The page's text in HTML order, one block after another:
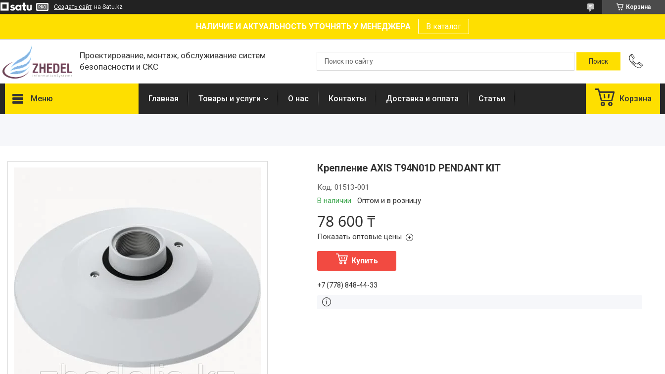
Создать сайт на Satu.kz Корзина
НАЛИЧИЕ И АКТУАЛЬНОСТЬ УТОЧНЯТЬ У МЕНЕДЖЕРА В каталог
Проектирование, монтаж, обслуживание систем
безопасности и СКС
Меню Главная Товары и услуги О нас Контакты Доставка и оплата Статьи Корзина
Крепление AXIS T94N01D PENDANT KIT
В наличии Оптом и в розницу
Код:01513-001
78 600 ₸
Показать оптовые цены
Купить
+7 (778) 848-44-33